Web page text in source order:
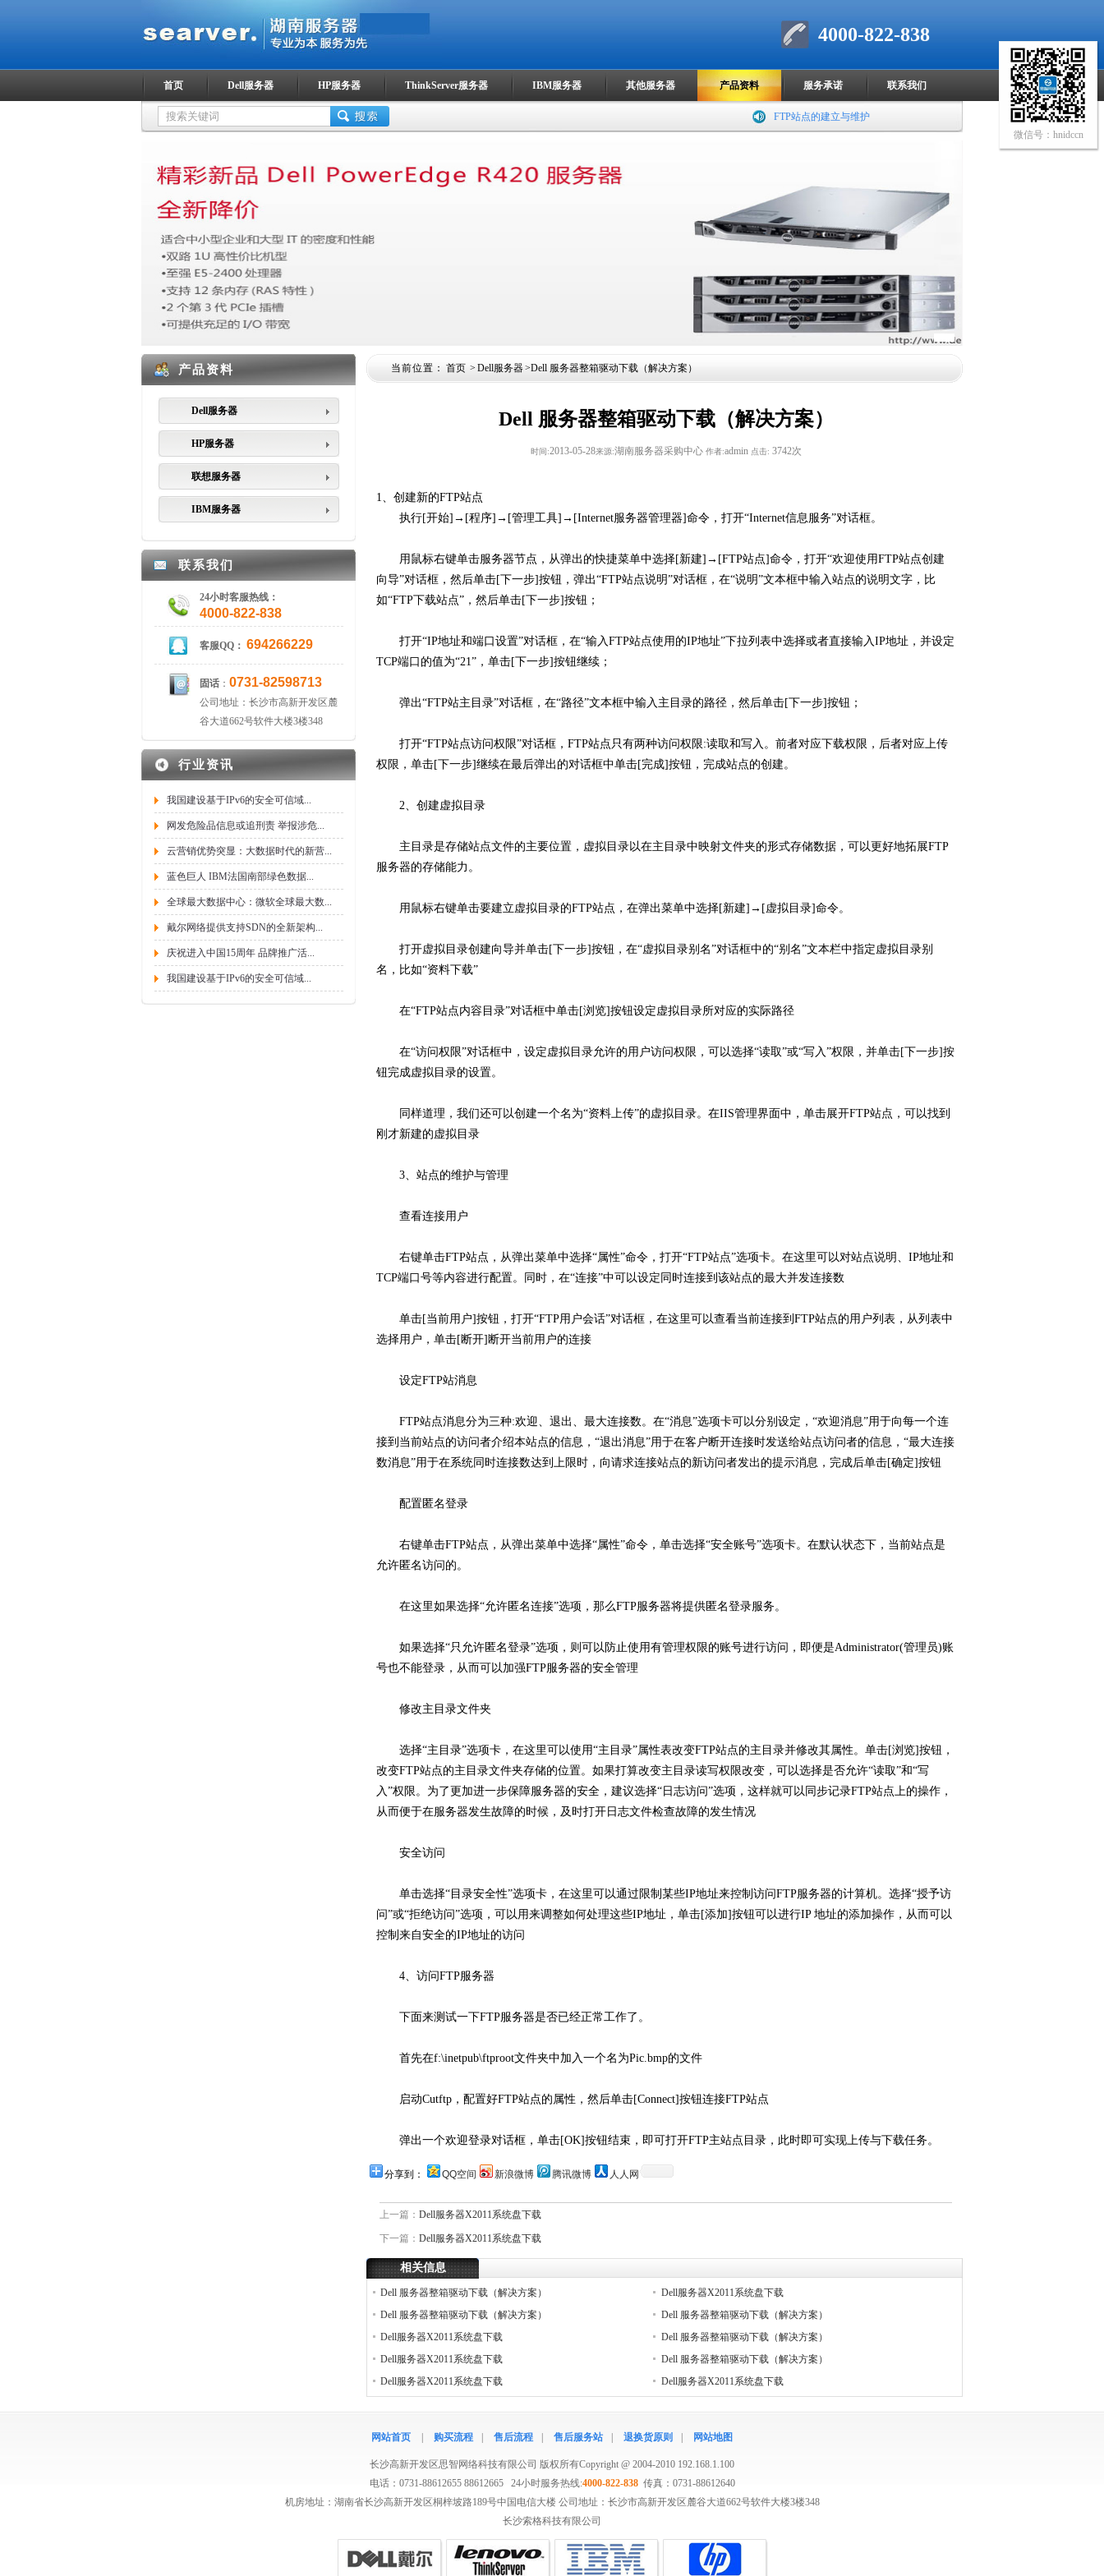
4000-822-838
首页 Dell服务器 HP服务器 ThinkServer服务器 IBM服务器 其他服务器 产品资料 服务承诺 联系我们
FTP站点的建立与维护
势在必行
网发危险品信息或追刑责 举报涉危违法
可获奖励
云营销优势突显：大数据时代的新营销
革命
蓝色巨人 IBM法国南部绿色数据机房图
赏
全球最大数据中心：微软全球最大数据
中心图集
戴尔网络提供支持SDN的全新架构解决
服务器虚拟化优化数据中心
可获奖励
云营销优势突显：大数据时代的新营销
革命
蓝色巨人 IBM法国南部绿色数据机房图
赏
全球最大数据中心：微软全球最大数据
方案和创新的融合平台
庆祝进入中国15周年 品牌推广活动持续
服务器虚拟化优化数据中心
当前位置： 首页 > Dell服务器>Dell 服务器整箱驱动下载（解决方案）
Dell 服务器整箱驱动下载（解决方案）
时间:2013-05-28来源:湖南服务器采购中心 作者:admin 点击: 3742次
1、创建新的FTP站点
执行[开始]→[程序]→[管理工具]→[Internet服务器管理器]命令，打开“Internet信息服务”对话框。
用鼠标右键单击服务器节点，从弹出的快捷菜单中选择[新建]→[FTP站点]命令，打开“欢迎使用FTP站点创建
向导”对话框，然后单击[下一步]按钮，弹出“FTP站点说明”对话框，在“说明”文本框中输入站点的说明文字，比
如“FTP下载站点”，然后单击[下一步]按钮；
打开“IP地址和端口设置”对话框，在“输入FTP站点使用的IP地址”下拉列表中选择或者直接输入IP地址，并设定
TCP端口的值为“21”，单击[下一步]按钮继续；
弹出“FTP站主目录”对话框，在“路径”文本框中输入主目录的路径，然后单击[下一步]按钮；
打开“FTP站点访问权限”对话框，FTP站点只有两种访问权限:读取和写入。前者对应下载权限，后者对应上传
权限，单击[下一步]继续在最后弹出的对话框中单击[完成]按钮，完成站点的创建。
2、创建虚拟目录
主目录是存储站点文件的主要位置，虚拟目录以在主目录中映射文件夹的形式存储数据，可以更好地拓展FTP
服务器的存储能力。
用鼠标右键单击要建立虚拟目录的FTP站点，在弹出菜单中选择[新建]→[虚拟目录]命令。
打开虚拟目录创建向导并单击[下一步]按钮，在“虚拟目录别名”对话框中的“别名”文本栏中指定虚拟目录别
名，比如“资料下载”
在“FTP站点内容目录”对话框中单击[浏览]按钮设定虚拟目录所对应的实际路径
在“访问权限”对话框中，设定虚拟目录允许的用户访问权限，可以选择“读取”或“写入”权限，并单击[下一步]按
钮完成虚拟目录的设置。
同样道理，我们还可以创建一个名为“资料上传”的虚拟目录。在IIS管理界面中，单击展开FTP站点，可以找到
刚才新建的虚拟目录
3、站点的维护与管理
查看连接用户
右键单击FTP站点，从弹出菜单中选择“属性”命令，打开“FTP站点”选项卡。在这里可以对站点说明、IP地址和
TCP端口号等内容进行配置。同时，在“连接”中可以设定同时连接到该站点的最大并发连接数
单击[当前用户]按钮，打开“FTP用户会话”对话框，在这里可以查看当前连接到FTP站点的用户列表，从列表中
选择用户，单击[断开]断开当前用户的连接
设定FTP站消息
FTP站点消息分为三种:欢迎、退出、最大连接数。在“消息”选项卡可以分别设定，“欢迎消息”用于向每一个连
接到当前站点的访问者介绍本站点的信息，“退出消息”用于在客户断开连接时发送给站点访问者的信息，“最大连接
数消息”用于在系统同时连接数达到上限时，向请求连接站点的新访问者发出的提示消息，完成后单击[确定]按钮
配置匿名登录
右键单击FTP站点，从弹出菜单中选择“属性”命令，单击选择“安全账号”选项卡。在默认状态下，当前站点是
允许匿名访问的。
在这里如果选择“允许匿名连接”选项，那么FTP服务器将提供匿名登录服务。
如果选择“只允许匿名登录”选项，则可以防止使用有管理权限的账号进行访问，即便是Administrator(管理员)账
号也不能登录，从而可以加强FTP服务器的安全管理
修改主目录文件夹
选择“主目录”选项卡，在这里可以使用“主目录”属性表改变FTP站点的主目录并修改其属性。单击[浏览]按钮，
改变FTP站点的主目录文件夹存储的位置。如果打算改变主目录读写权限改变，可以选择是否允许“读取”和“写
入”权限。为了更加进一步保障服务器的安全，建议选择“日志访问”选项，这样就可以同步记录FTP站点上的操作，
从而便于在服务器发生故障的时候，及时打开日志文件检查故障的发生情况
安全访问
单击选择“目录安全性”选项卡，在这里可以通过限制某些IP地址来控制访问FTP服务器的计算机。选择“授予访
问”或“拒绝访问”选项，可以用来调整如何处理这些IP地址，单击[添加]按钮可以进行IP 地址的添加操作，从而可以
控制来自安全的IP地址的访问
4、访问FTP服务器
下面来测试一下FTP服务器是否已经正常工作了。
首先在f:\inetpub\ftproot文件夹中加入一个名为Pic.bmp的文件
启动Cutftp，配置好FTP站点的属性，然后单击[Connect]按钮连接FTP站点
弹出一个欢迎登录对话框，单击[OK]按钮结束，即可打开FTP主站点目录，此时即可实现上传与下载任务。
分享到： QQ空间 新浪微博 腾讯微博 人人网
上一篇： Dell服务器X2011系统盘下载
下一篇： Dell服务器X2011系统盘下载
相关信息
Dell 服务器整箱驱动下载（解决方案）
Dell服务器X2011系统盘下载
Dell 服务器整箱驱动下载（解决方案）
Dell 服务器整箱驱动下载（解决方案）
Dell服务器X2011系统盘下载
Dell 服务器整箱驱动下载（解决方案）
Dell服务器X2011系统盘下载
Dell 服务器整箱驱动下载（解决方案）
Dell服务器X2011系统盘下载
Dell服务器X2011系统盘下载
产品资料
Dell服务器
HP服务器
联想服务器
IBM服务器
联系我们
24小时客服热线：
4000-822-838
客服QQ： 694266229
固话： 0731-82598713
公司地址：长沙市高新开发区麓
谷大道662号软件大楼3楼348
行业资讯
我国建设基于IPv6的安全可信域...
网发危险品信息或追刑责 举报涉危...
云营销优势突显：大数据时代的新营...
蓝色巨人 IBM法国南部绿色数据...
全球最大数据中心：微软全球最大数...
戴尔网络提供支持SDN的全新架构...
庆祝进入中国15周年 品牌推广活...
我国建设基于IPv6的安全可信域...
网站首页 购买流程 售后流程 售后服务站 退换货原则 网站地图
长沙高新开发区思智网络科技有限公司 版权所有Copyright @ 2004-2010 192.168.1.100
电话：0731-88612655 88612665 24小时服务热线:4000-822-838传真：0731-88612640
机房地址：湖南省长沙高新开发区桐梓坡路189号中国电信大楼 公司地址：长沙市高新开发区麓谷大道662号软件大楼3楼348
长沙索格科技有限公司
微信号：hnidccn